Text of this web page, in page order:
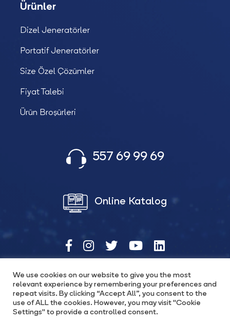
Ürünler
Dizel Jeneratörler
Portatif Jeneratörler
Size Özel Çözümler
Fiyat Talebi
Ürün Broşürleri
557 69 99 69
Online Katalog
Copyright © 2026 Katana Güç Ürünleri
We use cookies on our website to give you the most
relevant experience by remembering your preferences and
repeat visits. By clicking “Accept All”, you consent to the
use of ALL the cookies. However, you may visit "Cookie
Settings" to provide a controlled consent.